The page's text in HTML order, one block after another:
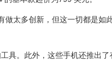
做太多创新，但这一切都是如
具。此外，这些手机还推出了